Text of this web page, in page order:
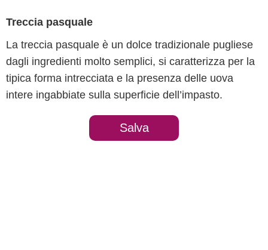
Treccia pasquale
La treccia pasquale è un dolce tradizionale pugliese
dagli ingredienti molto semplici, si caratterizza per la
tipica forma intrecciata e la presenza delle uova
intere ingabbiate sulla superficie dell’impasto.
Salva